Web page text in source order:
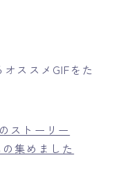
ススメGIFをた
ストーリー
集めました